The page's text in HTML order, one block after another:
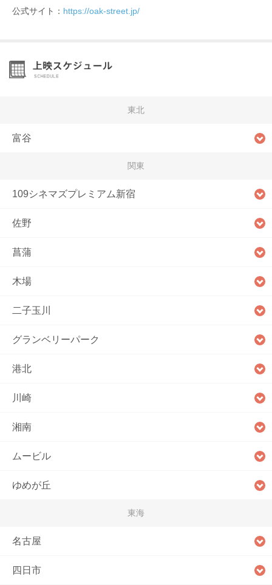
公式サイト： https://oak-street.jp/
東北
富谷
関東
109シネマズプレミアム新宿
佐野
菖蒲
木場
二子玉川
グランベリーパーク
港北
川崎
湘南
ムービル
ゆめが丘
東海
名古屋
四日市